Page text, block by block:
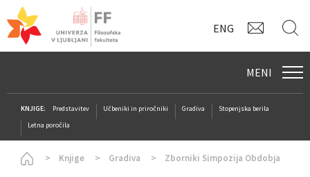
ENG
MENI
KNJIGE: Predstavitev Učbeniki in priročniki Gradiva
Stopenjska berila
Letna poročila
Homepage
Knjige Gradiva Zborniki Simpozija Obdobja